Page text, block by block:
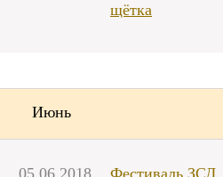
щётка
Июнь
05.06.2018 Фестиваль ЗСД,